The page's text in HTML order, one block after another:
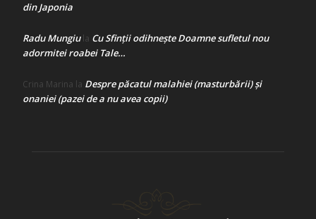
din Japonia
Radu Mungiula Cu Sfinții odihnește Doamne sufletul nou
adormitei roabei Tale…
Crina Marina la Despre păcatul malahiei (masturbării) şi
onaniei (pazei de a nu avea copii)